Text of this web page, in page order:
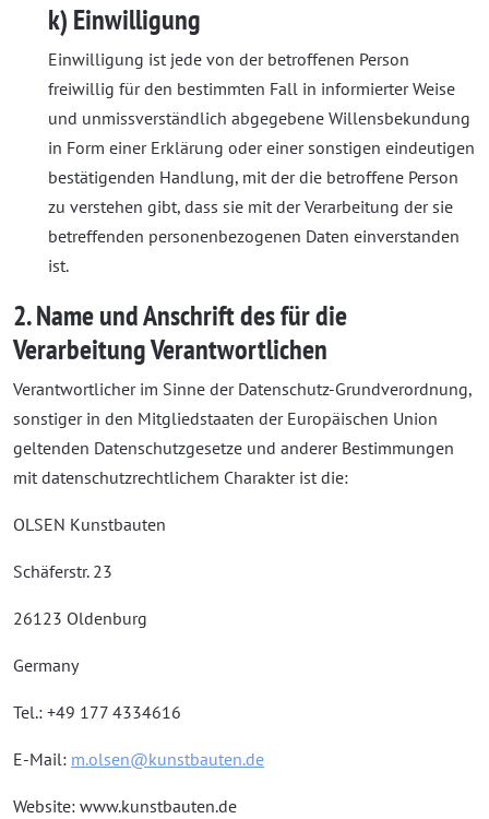
k) Einwilligung
Einwilligung ist jede von der betroffenen Person
freiwillig für den bestimmten Fall in informierter Weise
und unmissverständlich abgegebene Willensbekundung
in Form einer Erklärung oder einer sonstigen eindeutigen
bestätigenden Handlung, mit der die betroffene Person
zu verstehen gibt, dass sie mit der Verarbeitung der sie
betreffenden personenbezogenen Daten einverstanden
ist.
2. Name und Anschrift des für die
Verarbeitung Verantwortlichen
Verantwortlicher im Sinne der Datenschutz-Grundverordnung,
sonstiger in den Mitgliedstaaten der Europäischen Union
geltenden Datenschutzgesetze und anderer Bestimmungen
mit datenschutzrechtlichem Charakter ist die:
OLSEN Kunstbauten
Schäferstr. 23
26123 Oldenburg
Germany
Tel.: +49 177 4334616
E-Mail: m.olsen@kunstbauten.de
Website: www.kunstbauten.de